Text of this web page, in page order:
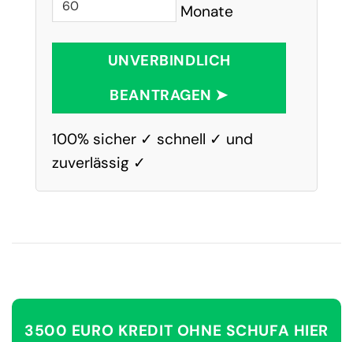
Monate
UNVERBINDLICH
BEANTRAGEN ➤
100% sicher ✓ schnell ✓ und
zuverlässig ✓
3500 EURO KREDIT OHNE SCHUFA HIER